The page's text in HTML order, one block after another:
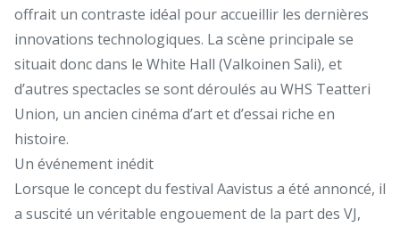
offrait un contraste idéal pour accueillir les dernières
innovations technologiques. La scène principale se
situait donc dans le White Hall (Valkoinen Sali), et
d’autres spectacles se sont déroulés au WHS Teatteri
Union, un ancien cinéma d’art et d’essai riche en
histoire.
Un événement inédit
Lorsque le concept du festival Aavistus a été annoncé, il
a suscité un véritable engouement de la part des VJ,